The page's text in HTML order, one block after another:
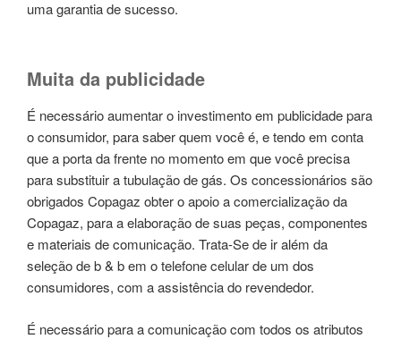
uma garantia de sucesso.
Muita da publicidade
É necessário aumentar o investimento em publicidade para
o consumidor, para saber quem você é, e tendo em conta
que a porta da frente no momento em que você precisa
para substituir a tubulação de gás. Os concessionários são
obrigados Copagaz obter o apoio a comercialização da
Copagaz, para a elaboração de suas peças, componentes
e materiais de comunicação. Trata-Se de ir além da
seleção de b & b em o telefone celular de um dos
consumidores, com a assistência do revendedor.
É necessário para a comunicação com todos os atributos